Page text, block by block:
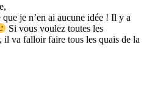
que je n’en ai aucune idée ! Il y a
Si vous voulez toutes les
il va falloir faire tous les quais de la